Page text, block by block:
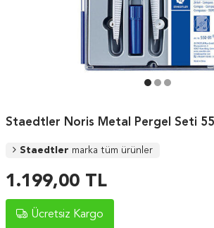
Staedtler Noris Metal Pergel Seti
Staedtler marka tüm ürünler
1.199,00 TL
Ücretsiz Kargo